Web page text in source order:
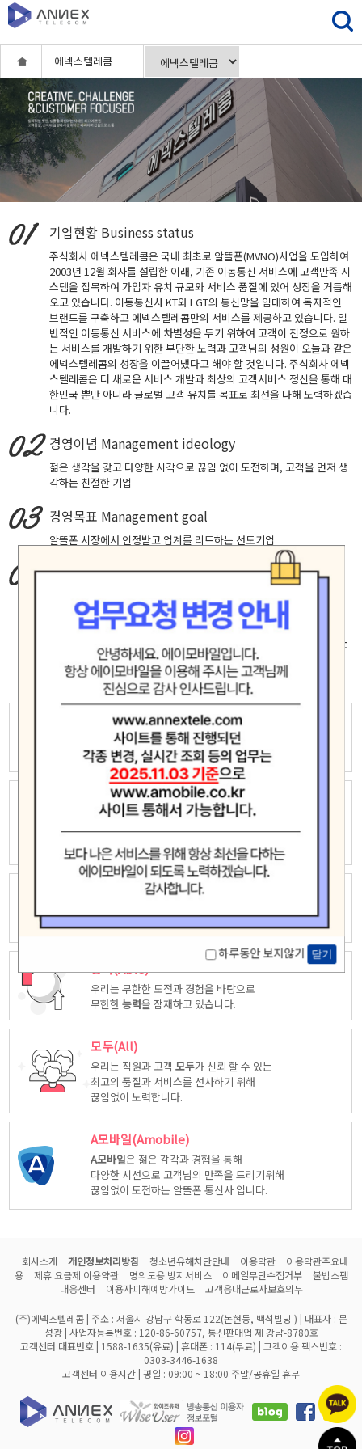
에넥스텔레콤
하루동안 보지않기 닫기
기업현황 Business status
주식회사 에넥스텔레콤은 국내 최초로 알뜰폰(MVNO)사업을 도입하여
2003년 12월 회사를 설립한 이래, 기존 이동통신 서비스에 고객만족 시
스템을 접목하여 가입자 유치 규모와 서비스 품질에 있어 성장을 거듭해
오고 있습니다. 이동통신사 KT와 LGT의 통신망을 임대하여 독자적인
브랜드를 구축하고 에넥스텔레콤만의 서비스를 제공하고 있습니다. 일
반적인 이동통신 서비스에 차별성을 두기 위하여 고객이 진정으로 원하
는 서비스를 개발하기 위한 부단한 노력과 고객님의 성원이 오늘과 같은
에넥스텔레콤의 성장을 이끌어냈다고 해야 할 것입니다. 주식회사 에넥
스텔레콤은 더 새로운 서비스 개발과 최상의 고객서비스 정신을 통해 대
한민국 뿐만 아니라 글로벌 고객 유치를 목표로 최선을 다해 노력하겠습
니다.
경영이념 Management ideology
젊은 생각을 갖고 다양한 시각으로 끊임 없이 도전하며, 고객을 먼저 생
각하는 친절한 기업
경영목표 Management goal
알뜰폰 시장에서 인정받고 업계를 리드하는 선도기업
핵심가치Core Values
창의적 도전, 실패에 안주하지 않고 성공을 확신하는 자세로 최고에 도
전합니다.
고객중심, 고객의 입장에서 생각하고 배려하며 진심으로 소통합니다.
책임과 헌신, 신뢰 존중 배려가 깃든 마음으로 직원 제휴사 고객등 모든
인연을 소중히 여기며 공정하고 바르게 행동합니다.
모험(Adventure)
우리는 자유롭고 창의적인 상상력으로
새로운 가치창조에 끊임없이 도전하고모험
놀라운(Amazing)
우리는 고객중심 능력은 고객을 위해 다양한
시각에서 만들어진놀라운상품을
제공합니다.
노력하겠습니다.
능력(Able)
우리는 무한한 도전과 경험을 바탕으로
무한한능력을 잠재하고 있습니다.
모두(All)
우리는 직원과 고객모두가 신뢰 할 수 있는
최고의 품질과 서비스를 선사하기 위해
끊임없이 노력합니다.
A모바일(Amobile)
A모바일은 젊은 감각과 경험을 통해
다양한 시선으로 고객님의 만족을 드리기위해
끊임없이 도전하는 알뜰폰 통신사 입니다.
회사소개 개인정보처리방침 청소년유해차단안내 이용약관
이용약관주요내
용
제휴 요금제 이용약관 명의도용 방지서비스 이메일무단수집거부
불법스팸
대응센터
이용자피해예방가이드 고객응대근로자보호의무
(주)에넥스텔레콤 | 주소 : 서울시 강남구 학동로 122(논현동, 백석빌딩 ) | 대표자 : 문
성광 | 사업자등록번호 : 120-86-60757, 통신판매업 제 강남-8780호
고객센터 대표번호 | 1588-1635(유료) | 휴대폰 : 114(무료) | 고객이용 팩스번호 :
0303-3446-1638
고객센터 이용시간 | 평일 : 09:00 ~ 18:00 주말/공휴일 휴무